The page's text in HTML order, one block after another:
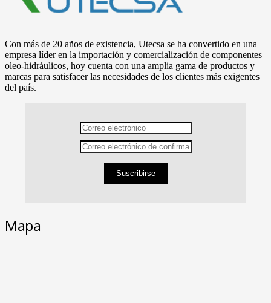
Con más de 20 años de existencia, Utecsa se ha convertido en una
empresa líder en la importación y comercialización de componentes
oleo-hidráulicos, hoy cuenta con una amplia gama de productos y
marcas para satisfacer las necesidades de los clientes más exigentes
del país.
Suscribirse
Mapa